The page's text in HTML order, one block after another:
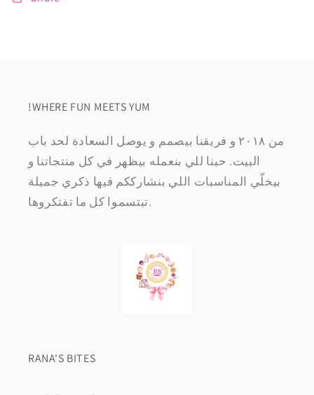
!WHERE FUN MEETS YUM
من ٢٠١٨ و فريقنا بيصمم و يوصل السعادة لحد باب
البيت. حبنا للي بنعمله بيظهر في كل منتجاتنا و
بيخلّي المناسبات اللي بنشارككم فيها ذكري جميلة
تبتسموا كل ما تفتكروها.
RANA'S BITES